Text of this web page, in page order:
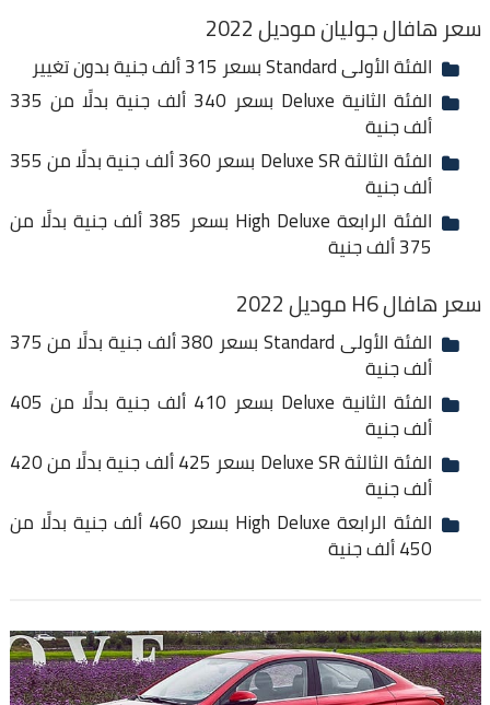
سعر هافال جوليان موديل 2022
الفئة الأولى Standard بسعر 315 ألف جنية بدون تغيير
الفئة الثانية Deluxe بسعر 340 ألف جنية بدلًا من 335
ألف جنية
الفئة الثالثة Deluxe SR بسعر 360 ألف جنية بدلًا من 355
ألف جنية
الفئة الرابعة High Deluxe بسعر 385 ألف جنية بدلًا من
375 ألف جنية
سعر هافال H6 موديل 2022
الفئة الأولى Standard بسعر 380 ألف جنية بدلًا من 375
ألف جنية
الفئة الثانية Deluxe بسعر 410 ألف جنية بدلًا من 405
ألف جنية
الفئة الثالثة Deluxe SR بسعر 425 ألف جنية بدلًا من 420
ألف جنية
الفئة الرابعة High Deluxe بسعر 460 ألف جنية بدلًا من
450 ألف جنية